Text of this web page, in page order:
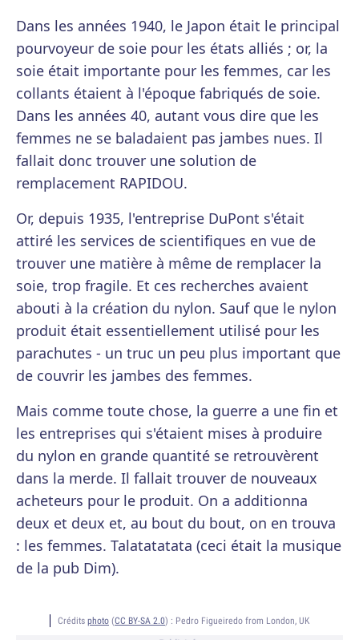
Dans les années 1940, le Japon était le principal
pourvoyeur de soie pour les états alliés ; or, la
soie était importante pour les femmes, car les
collants étaient à l'époque fabriqués de soie.
Dans les années 40, autant vous dire que les
femmes ne se baladaient pas jambes nues. Il
fallait donc trouver une solution de
remplacement RAPIDOU.
Or, depuis 1935, l'entreprise DuPont s'était
attiré les services de scientifiques en vue de
trouver une matière à même de remplacer la
soie, trop fragile. Et ces recherches avaient
abouti à la création du nylon. Sauf que le nylon
produit était essentiellement utilisé pour les
parachutes - un truc un peu plus important que
de couvrir les jambes des femmes.
Mais comme toute chose, la guerre a une fin et
les entreprises qui s'étaient mises à produire
du nylon en grande quantité se retrouvèrent
dans la merde. Il fallait trouver de nouveaux
acheteurs pour le produit. On a additionna
deux et deux et, au bout du bout, on en trouva
: les femmes. Talatatatata (ceci était la musique
de la pub Dim).
Crédits photo (CC BY-SA 2.0) : Pedro Figueiredo from London, UK